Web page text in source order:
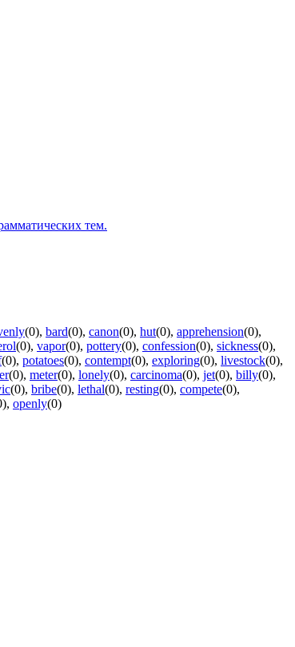
тем.
(0), bard(0), canon(0), hut(0), apprehension(0),
(0), vapor(0), pottery(0), confession(0), sickness(0),
(0), potatoes(0), contempt(0), exploring(0), livestock(0),
(0), meter(0), lonely(0), carcinoma(0), jet(0), billy(0),
(0), bribe(0), lethal(0), resting(0), compete(0),
, openly(0)